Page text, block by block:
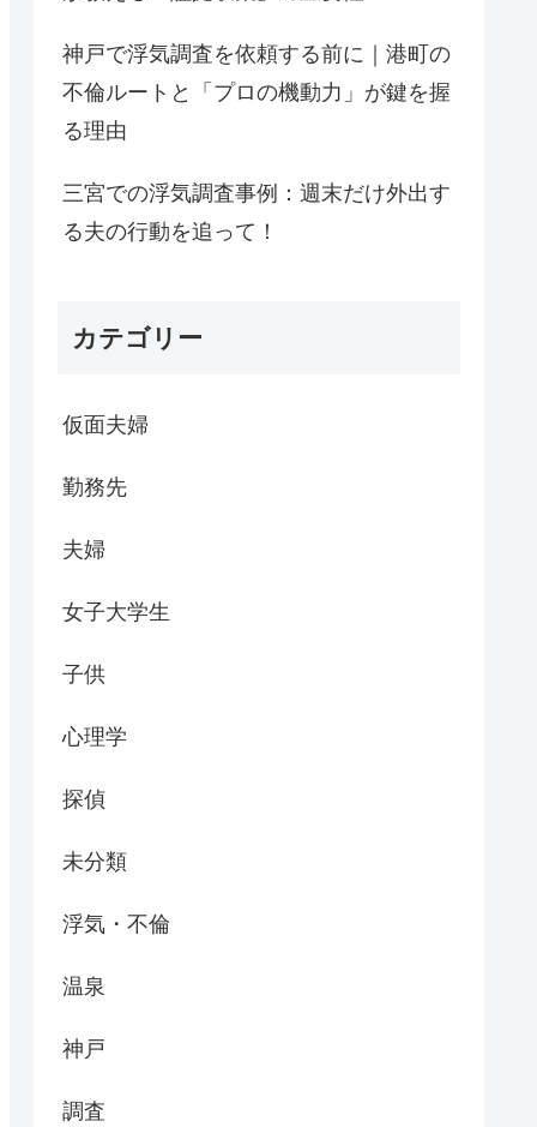
神戸で浮気調査を依頼する前に｜港町の
不倫ルートと「プロの機動力」が鍵を握
る理由
三宮での浮気調査事例：週末だけ外出す
る夫の行動を追って！
カテゴリー
仮面夫婦
勤務先
夫婦
女子大学生
子供
心理学
探偵
未分類
浮気・不倫
温泉
神戸
調査